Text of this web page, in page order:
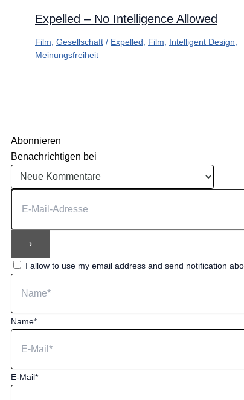
Expelled – No Intelligence Allowed
Film Gesellschaft / Expelled Film Intelligent Design
Meinungsfreiheit
Abonnieren
Benachrichtigen bei
I allow to use my email address and send notification
Name*
E-Mail*